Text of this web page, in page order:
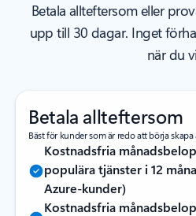
Betala allteftersom eller
upp till 30 dagar. Inget
när du
Betala allteftersom
Bäst för kunder som är redo att börja
Kostnadsfria
populära tjänster i 12
Azure-kunder)
Kostnadsfria